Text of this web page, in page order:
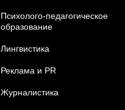
Психолого-педагогическое
образование
Лингвистика
Реклама и PR
Журналистика